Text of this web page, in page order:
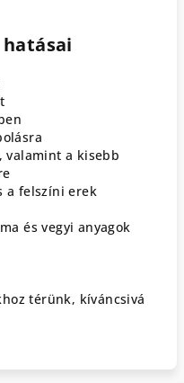
valamint a kisebb
a felszíni erek
és vegyi anyagok
térünk, kíváncsivá